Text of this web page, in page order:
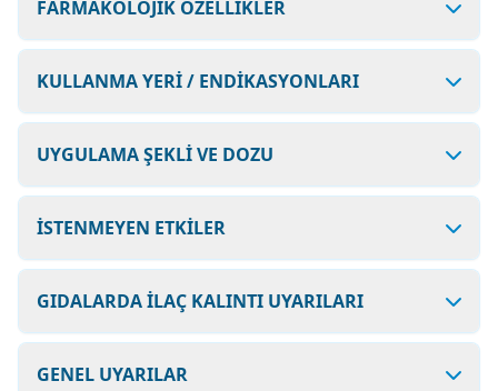
FARMAKOLOJİK ÖZELLİKLER
KULLANMA YERİ / ENDİKASYONLARI
UYGULAMA ŞEKLİ VE DOZU
İSTENMEYEN ETKİLER
GIDALARDA İLAÇ KALINTI UYARILARI
GENEL UYARILAR